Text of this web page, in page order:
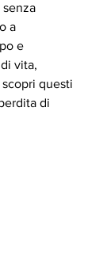
senza
a
e
vita,
questi
di